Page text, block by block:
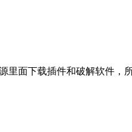
里面下载插件和破解软件